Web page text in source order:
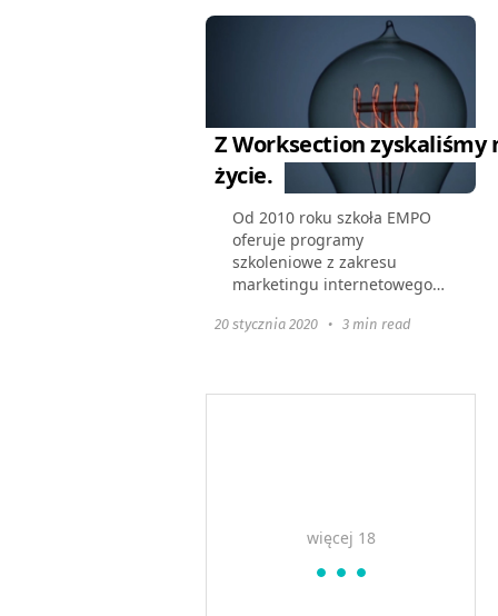
redakcyjny Wioski...
Z Worksection zyskaliśmy
życie.
Od 2010 roku szkoła EMPO
oferuje programy
szkoleniowe z zakresu
marketingu internetowego
naszych działaniach
niezbędnych elementów...
20 stycznia 2020 • 3 min read
więcej 18